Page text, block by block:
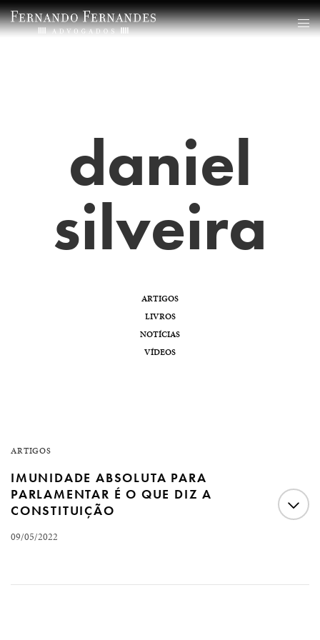
daniel
silveira
ARTIGOS
LIVROS
NOTÍCIAS
VÍDEOS
ARTIGOS
IMUNIDADE ABSOLUTA PARA
PARLAMENTAR É O QUE DIZ A
CONSTITUIÇÃO
09/05/2022